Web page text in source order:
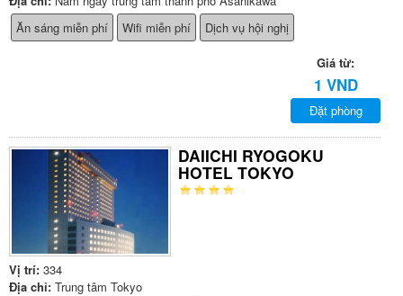
Ăn sáng miễn phí
Wifi miễn phí Dịch vụ hội nghị
Giá từ:
1 VND
Đặt phòng
DAIICHI RYOGOKU
HOTEL TOKYO
Vị trí: 334
Địa chỉ: Trung tâm Tokyo